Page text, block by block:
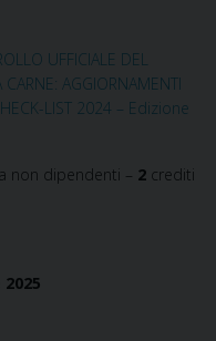
UFFICIALE DEL
AGGIORNAMENTI
LIST 2024 – Edizione
non dipendenti – 2 crediti